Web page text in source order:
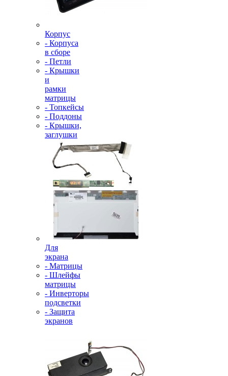
Корпус
- Корпуса
в сборе
- Петли
- Крышки
и
рамки
матрицы
- Топкейсы
- Поддоны
- Крышки,
заглушки
Для
экрана
- Матрицы
- Шлейфы
матрицы
- Инверторы
подсветки
- Защита
экранов